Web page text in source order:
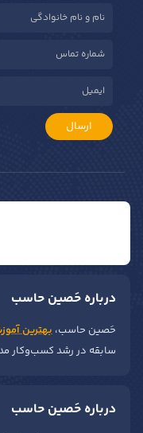
ارسال
درباره حَصین حاسب
حَصین حاسب، بهترین
سابقه در رشد کسب‌وکار
درباره حَصین حاسب